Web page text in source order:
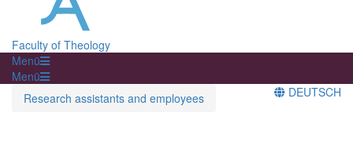
Faculty of Theology
Menü
Menü
Research assistants and employees
DEUTSCH